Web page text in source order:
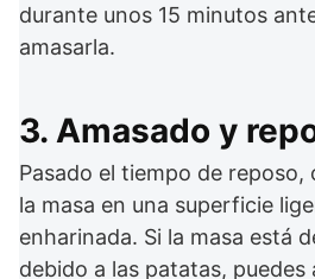
durante unos 15 minutos
amasarla.
3. Amasado y
Pasado el tiempo de reposo,
la masa en una superficie
enharinada. Si la masa está
debido a las patatas,